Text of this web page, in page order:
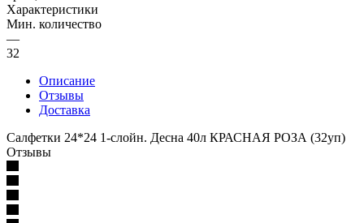
Характеристики
Мин. количество
—
32
Описание
Отзывы
Доставка
Салфетки 24*24 1-слойн. Десна 40л КРАСНАЯ РОЗА (32уп)
Отзывы